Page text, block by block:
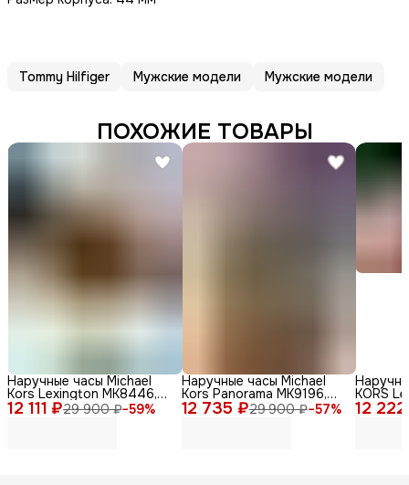
Tommy Hilfiger Мужские модели Мужские модели
ПОХОЖИЕ ТОВАРЫ
12 111 ₽29 900 ₽−59%
Наручные часы Michael
Kors Lexington MK8446,
мужские, кварцевый
механизм, золотые
12 735 ₽29 900 ₽−57%
Наручные часы Michael
Kors Panorama MK9196,
нержавеющая сталь,
серебристый
12
KORS
сталь